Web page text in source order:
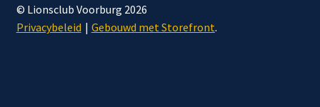
© Lionsclub Voorburg 2026
Privacybeleid
Gebouwd met Storefront.